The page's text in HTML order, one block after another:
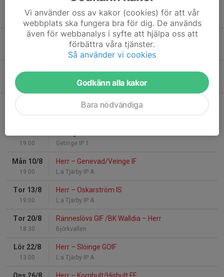
22 dec 2025 0
Dragning i LTIK:s lotteri 2025
12 sep 2025
Midsommarfirande 2025
0
19:00 Getinge IP 1
Mån 10/8
19:00
Herr – Genevad/Veinge IF
L:a Tjärby IP A
Tor 13/8
19:00
Herr – Oskarström IS
L:a Tjärby IP A
Tor 20/8
18:30
Ränneslövs GIF /BK Walldia – Herr
Björkvallen
Lör 22/8
13:00
Herr – Slöinge GOIF
L:a Tjärby IP A
Vi använder oss av kakor (cookies) för att vår
webbplats ska fungera bra för dig. De används
även för webbanalys i syfte att hjälpa oss att
förbättra våra tjänster.
Så använder vi cookies
Godkänn alla kakor
Bara nödvändiga